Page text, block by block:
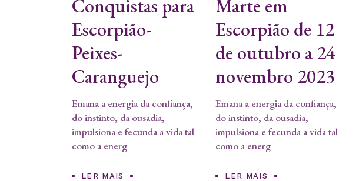
Conquistas para
Escorpião-
Peixes-
Caranguejo
Emana a energia da confiança,
do instinto, da ousadia,
impulsiona e fecunda a vida tal
como a energ
LER MAIS
Marte em
Escorpião de 12
de outubro a 24
novembro 2023
Emana a energia da confiança,
do instinto, da ousadia,
impulsiona e fecunda a vida tal
como a energ
LER MAIS